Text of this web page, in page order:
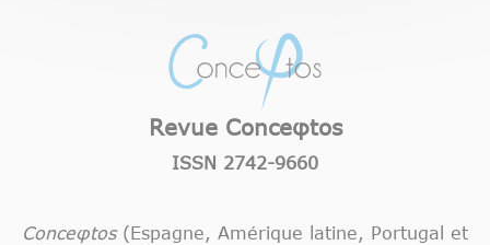
Revue Conceφtos
ISSN 2742-9660
Conceφtos(Espagne, Amérique latine, Portugal et